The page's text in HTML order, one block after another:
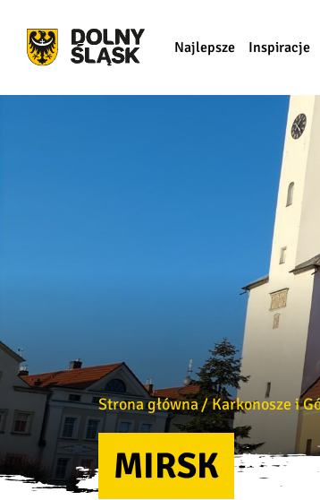
Najlepsze Inspiracje
Strona główna Karkonosze i
MIRSK